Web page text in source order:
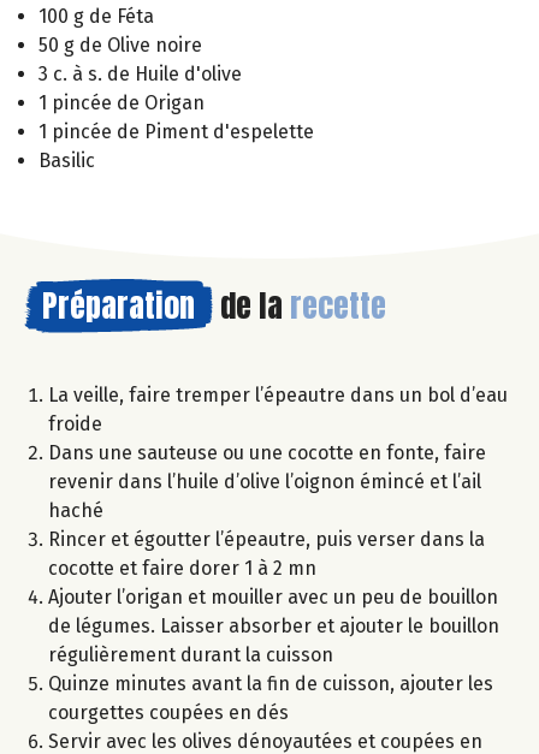
100 g de Féta
50 g de Olive noire
3 c. à s. de Huile d'olive
1 pincée de Origan
1 pincée de Piment d'espelette
Basilic
Préparation de la recette
La veille, faire tremper l’épeautre dans un bol d’eau
froide
Dans une sauteuse ou une cocotte en fonte, faire
revenir dans l’huile d’olive l’oignon émincé et l’ail
haché
Rincer et égoutter l’épeautre, puis verser dans la
cocotte et faire dorer 1 à 2 mn
Ajouter l’origan et mouiller avec un peu de bouillon
de légumes. Laisser absorber et ajouter le bouillon
régulièrement durant la cuisson
Quinze minutes avant la fin de cuisson, ajouter les
courgettes coupées en dés
Servir avec les olives dénoyautées et coupées en